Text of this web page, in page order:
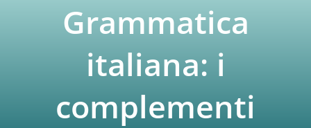
Grammatica
italiana: i
complementi